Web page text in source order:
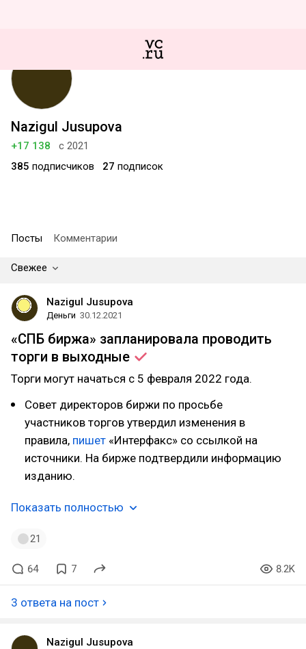
Nazigul Jusupova
+17 138
с 2021
385 подписчиков 27 подписок
Посты Комментарии
Свежее
Nazigul Jusupova
Деньги 30.12.2021
«СПБ биржа» запланировала проводить
торги в выходные
Торги могут начаться с 5 февраля 2022 года.
Совет директоров биржи по просьбе
участников торгов утвердил изменения в
правила, пишет «Интерфакс» со ссылкой на
источники. На бирже подтвердили информацию
изданию.
Показать полностью
21
64 7 8.2K
3 ответа на пост
Nazigul Jusupova